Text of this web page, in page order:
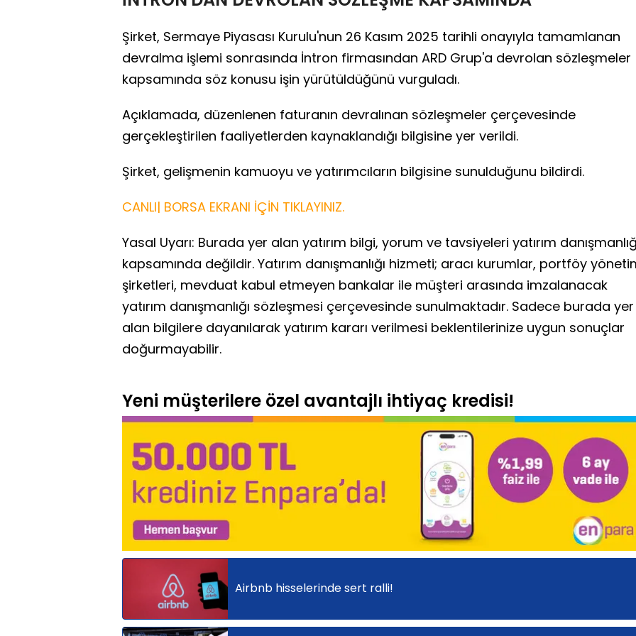
Şirket, Sermaye Piyasası Kurulu'nun 26 Kasım 2025 tarihli onayıyla tamamlanan
devralma işlemi sonrasında İntron firmasından ARD Grup'a devrolan sözleşmeler
kapsamında söz konusu işin yürütüldüğünü vurguladı.
Açıklamada, düzenlenen faturanın devralınan sözleşmeler çerçevesinde
gerçekleştirilen faaliyetlerden kaynaklandığı bilgisine yer verildi.
Şirket, gelişmenin kamuoyu ve yatırımcıların bilgisine sunulduğunu bildirdi.
CANLI| BORSA EKRANI İÇİN TIKLAYINIZ.
Yasal Uyarı: Burada yer alan yatırım bilgi, yorum ve tavsiyeleri yatırım
kapsamında değildir. Yatırım danışmanlığı hizmeti; aracı kurumlar, portföy
şirketleri, mevduat kabul etmeyen bankalar ile müşteri arasında imzalanacak
yatırım danışmanlığı sözleşmesi çerçevesinde sunulmaktadır. Sadece burada yer
alan bilgilere dayanılarak yatırım kararı verilmesi beklentilerinize uygun sonuçlar
doğurmayabilir.
Yeni müşterilere özel avantajlı ihtiyaç kredisi!
Airbnb hisselerinde sert ralli!